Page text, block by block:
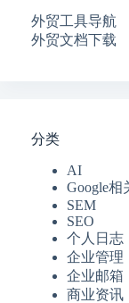
外贸工具导航
外贸文档下载
分类
AI
Google相
SEM
SEO
个人日志
企业管理
企业邮箱
商业资讯